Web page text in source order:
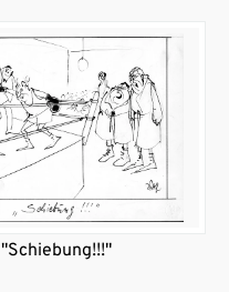
"Schiebung!!!"